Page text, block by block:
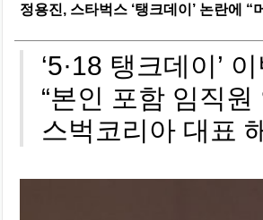
정용진, 스타벅스 ‘탱크데이’ 논란에 “
‘5·18 탱크데이’
“본인 포함 임직원
스벅코리아 대표